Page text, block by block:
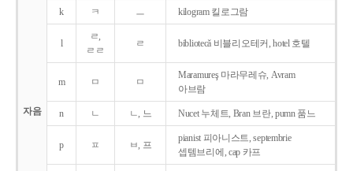
자음
k ㅋ ㅡ kilogram 킬로그람
l
ㄹ,
ㄹㄹ
ㄹ bibliotecǎ 비블리오테커, hotel 호텔
m ㅁ ㅁ
Maramureş 마라무레슈, Avram
아브람
n ㄴ ㄴ, 느 Nucet 누체트, Bran 브란, pumn 품느
p ㅍ ㅂ, 프
pianist 피아니스트, septembrie
셉템브리에, cap 카프